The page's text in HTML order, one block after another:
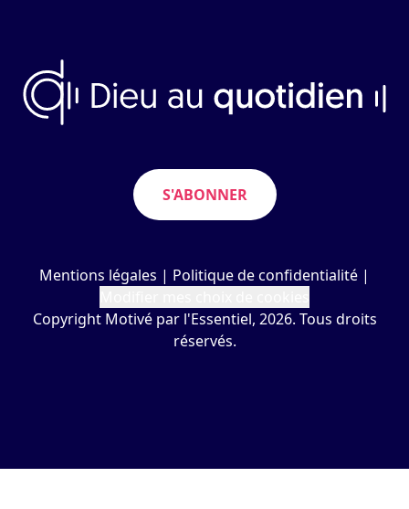
S'ABONNER
Mentions légales | Politique de confidentialité |
Copyright Motivé par l'Essentiel, 2026. Tous droits
réservés.